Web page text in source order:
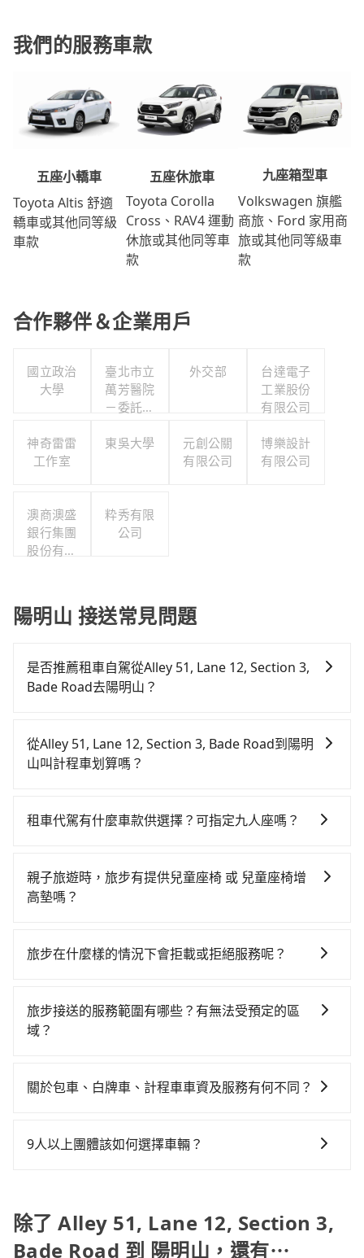
我們的服務車款
五座小轎車
Toyota Altis 舒適
轎車或其他同等級
車款
五座休旅車
Toyota Corolla
Cross、RAV4 運動
休旅或其他同等車
款
九座箱型車
Volkswagen 旗艦
商旅、Ford 家用商
旅或其他同等級車
款
合作夥伴＆企業用戶
國立政治
大學
臺北市立
萬芳醫院
－委託財
北醫學大
外交部
台達電子
工業股份
有限公司
神奇雷雷
工作室
東吳大學
元創公關
有限公司
博樂設計
有限公司
澳商澳盛
銀行集團
股份有限
粋秀有限
公司
陽明山 接送常見問題
是否推薦租車自駕從Alley 51, Lane 12, Section 3,
Bade Road去陽明山？
對的時間彈性，在北北基桃竹有提供甲地乙還的iRent應
該適合你。註冊完iRent的app後，可以每小時
Bade Road到陽明山的花費預估為$150~200，雖已將每
的車型，如Toyota Yaris、Prius C、Vios這類乘坐體驗
較差的車款，如果人數超過四位，更是沒有較大的七人
撞凹的車門仍未被修理，每一次租車都好像在開樂透一
車位，對於急著用車或者要載其他乘客的人來說就有不
小的風險。最後，雖然路邊隨租隨還看似方便，但實際
就顯得非常不便。
從Alley 51, Lane 12, Section 3, Bade Road到陽明
山叫計程車划算嗎？
灣大車隊、Uber、Line Taxi、Yoxi等，如果在路邊攔不
計算，價格約為115~140元間。雖然Alley 51, Lane 12,
Section 3, Bade Road到陽明山的跳表小黃可能較為便
方便，反而能事先預約且品質穩定的tripool，可能更適
租車代駕有什麼車款供選擇？可指定九人座嗎？
型車為主，車款品牌以豐田Toyota、福特Ford、福斯
VW為主，其中也有少量進口車像凌志Lexus、特斯拉
特殊需求或人數較多，需要大T保母車、20人座中巴、
親子旅遊時，旅步有提供兒童座椅 或 兒童座椅增
高墊嗎？
童座椅。每趟每個租金 NT$300。您可以在預定服務時
旅步在什麼樣的情況下會拒載或拒絕服務呢？
原因，司機有權拒絕服務： 1) 當日搭車人數或行李超過
訂購時填寫的數量。請務必確實填寫當日實際攜帶的行
童的安全，依道路交通安全規則規定，四歲以下的孩童
旅步接送的服務範圍有哪些？有無法受預定的區
域？
們都能提供服務。
關於包車、白牌車、計程車車資及服務有何不同？
明： 包車：可以依照個人行程需要靈活安排時間，價格
比包車貴。 白牌車：通常價格較包車便宜，但司機素
質、品質不一，如行程有問題，事後無法提供客服申訴
9人以上團體該如何選擇車輛？
客車最多座位數量就是9人，如扣掉司機就只能乘坐8位
乘客，如果要10人以上就是營業大客車的範疇，也就是
除了 Alley 51, Lane 12, Section 3,
Bade Road 到 陽明山，還有⋯